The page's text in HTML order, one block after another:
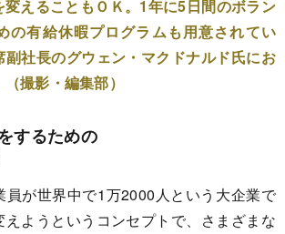
えることもＯＫ。1年に5日間のボラン
の有給休暇プログラムも用意されてい
副社長のグウェン・マクドナルド氏にお
撮影・編集部）
するための
員が世界中で1万2000人という大企業で
ようというコンセプトで、さまざまな